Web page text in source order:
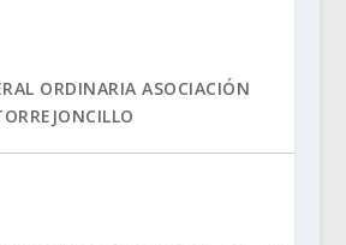
ORDINARIA ASOCIACIÓN